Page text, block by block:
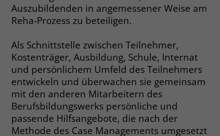
Auszubildenden in angemessener Weise am
Reha-Prozess zu beteiligen.
Als Schnittstelle zwischen Teilnehmer,
Kostenträger, Ausbildung, Schule, Internat
und persönlichem Umfeld des Teilnehmers
entwickeln und überwachen sie gemeinsam
mit den anderen Mitarbeitern des
Berufsbildungswerks persönliche und
passende Hilfsangebote, die nach der
Methode des Case Managements umgesetzt
Name __cf_bm
Laufzeit 30 Minuten
Zweck
This cookie, set by Cloudflare, is used to
support Cloudflare Bot Management.
Name JSessionID
Name _gcl_au
Anbieter Google Ads
Laufzeit 90 Tage
Zweck Enthält eine zufallsgenerierte User-ID.
Name _gcl_aw